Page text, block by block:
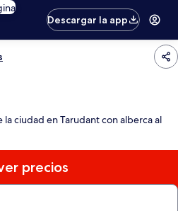
Descargar la app
ciudad en Tarudant con alberca al
precios